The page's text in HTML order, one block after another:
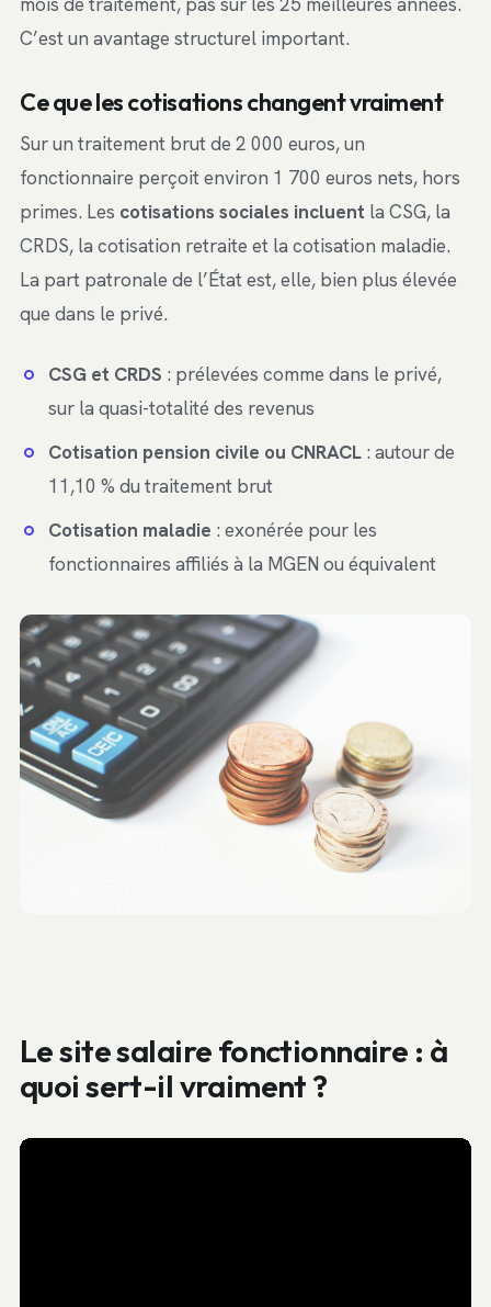
C’est un avantage structurel important.
Ce que les cotisations changent vraiment
Sur un traitement brut de 2 000 euros, un
fonctionnaire perçoit environ 1 700 euros nets, hors
primes. Les cotisations sociales incluent la CSG, la
CRDS, la cotisation retraite et la cotisation maladie.
La part patronale de l’État est, elle, bien plus élevée
que dans le privé.
CSG et CRDS : prélevées comme dans le privé,
sur la quasi-totalité des revenus
Cotisation pension civile ou CNRACL : autour de
11,10 % du traitement brut
Cotisation maladie : exonérée pour les
fonctionnaires affiliés à la MGEN ou équivalent
Le site salaire fonctionnaire : à
quoi sert-il vraiment ?